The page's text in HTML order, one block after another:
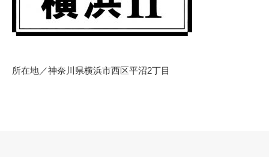
所在地／神奈川県横浜市西区平沼2丁目